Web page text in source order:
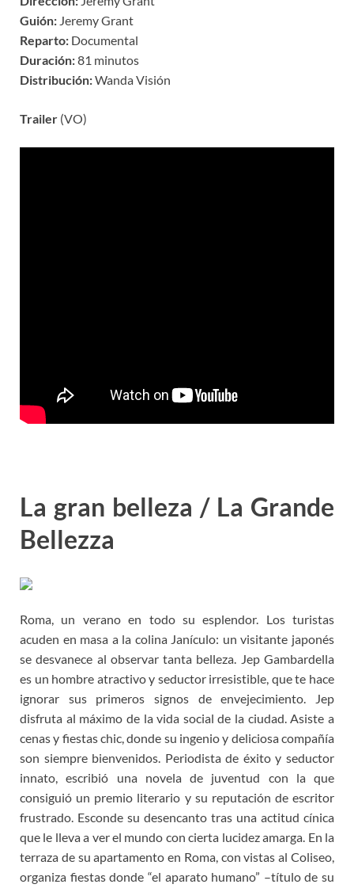
Guión: Jeremy Grant
Reparto: Documental
Duración:81 minutos
Distribución:Wanda Visión
Trailer (VO)
La gran belleza / La Grande
Bellezza
Roma, un verano en todo su esplendor. Los turistas
acuden en masa a la colina Janículo: un visitante japonés
se desvanece al observar tanta belleza. Jep Gambardella
es un hombre atractivo y seductor irresistible, que te hace
ignorar sus primeros signos de envejecimiento. Jep
disfruta al máximo de la vida social de la ciudad. Asiste a
cenas y fiestas chic, donde su ingenio y deliciosa compañía
son siempre bienvenidos. Periodista de éxito y seductor
innato, escribió una novela de juventud con la que
consiguió un premio literario y su reputación de escritor
frustrado. Esconde su desencanto tras una actitud cínica
que le lleva a ver el mundo con cierta lucidez amarga. En la
terraza de su apartamento en Roma, con vistas al Coliseo,
organiza fiestas donde “el aparato humano” –título de su